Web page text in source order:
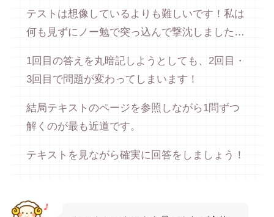
テストは想像しているよりも難しいです！私は
何も見ずにノー勉で突っ込んで撃沈しました…
1回目の答えを丸暗記しようとしても、2回目・
3回目で問題が変わってしまいます！
結局テキストのページを参照しながら1問ずつ
解くのが最も近道です。
テキストを見ながら確実に回答をしましょう！